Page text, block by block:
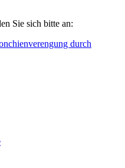
Sie sich bitte an: